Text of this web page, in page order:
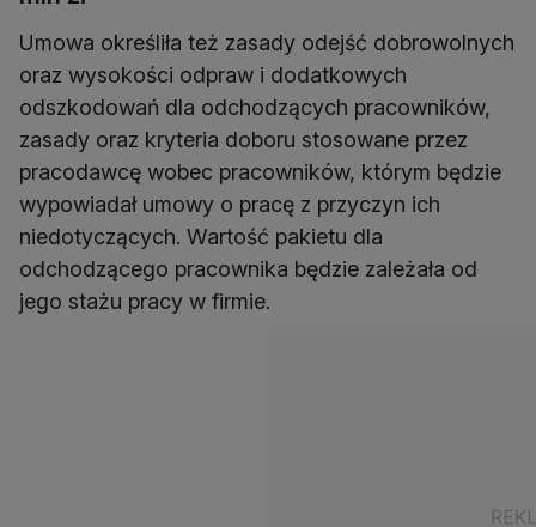
Umowa określiła też zasady odejść dobrowolnych
oraz wysokości odpraw i dodatkowych
odszkodowań dla odchodzących pracowników,
zasady oraz kryteria doboru stosowane przez
pracodawcę wobec pracowników, którym będzie
wypowiadał umowy o pracę z przyczyn ich
niedotyczących. Wartość pakietu dla
odchodzącego pracownika będzie zależała od